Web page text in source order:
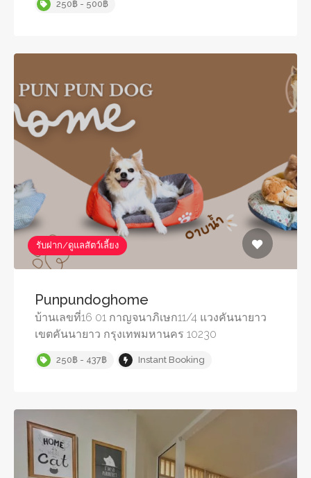
250฿ - 500฿
รับฝาก/ดูแลสัตว์เลี้ยง
Punpundoghome
บ้านเลขที่16 01 กาญจนาภิเษก11/4 แวงคันนายาว
เขตคันนายาว กรุงเทพมหานคร 10230
250฿ - 437฿ Instant Booking